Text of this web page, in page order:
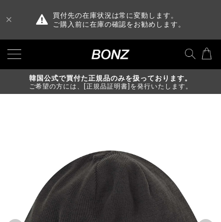
買付先の在庫状況は常に変動します。
ご購入前に在庫の確認をお勧めします。
韓国公式で買付た正規品のみを扱っております。
ご希望の方には、[正規品証明書]を発行いたします。